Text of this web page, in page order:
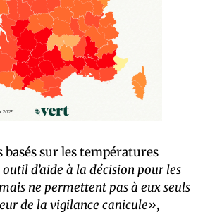
basés sur les températures
d’aide à la décision pour les
ne permettent pas à eux seuls
de la vigilance canicule»,